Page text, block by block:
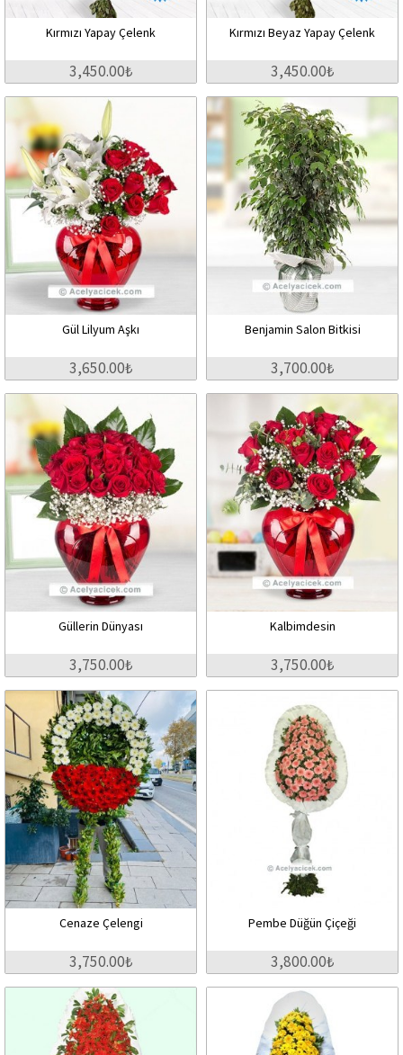
Kırmızı Yapay Çelenk
3,450.00₺
Kırmızı Beyaz Yapay Çelenk
3,450.00₺
Gül Lilyum Aşkı
3,650.00₺
Benjamin Salon Bitkisi
3,700.00₺
Güllerin Dünyası
3,750.00₺
Kalbimdesin
3,750.00₺
Cenaze Çelengi
3,750.00₺
Pembe Düğün Çiçeği
3,800.00₺